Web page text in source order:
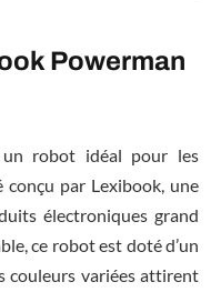
Powerman
robot idéal pour les
par Lexibook, une
électroniques grand
ce robot est doté d’un
couleurs variées attirent